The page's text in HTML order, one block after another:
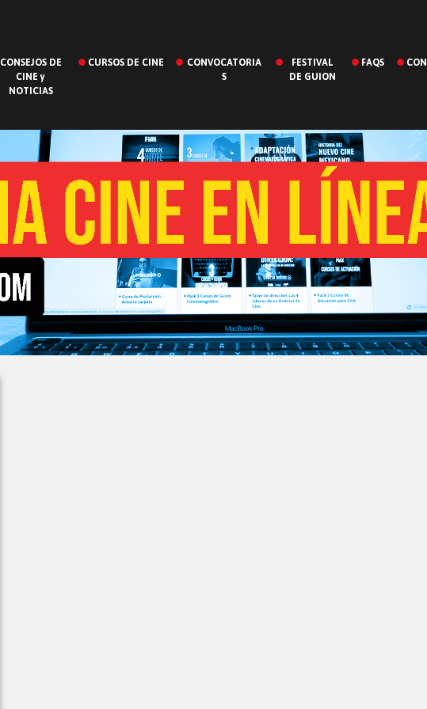
CONSEJOS DE
CINE y
NOTICIAS
CURSOS DE CINE
CONVOCATORIA
S
FESTIVAL
DE GUION
FAQS